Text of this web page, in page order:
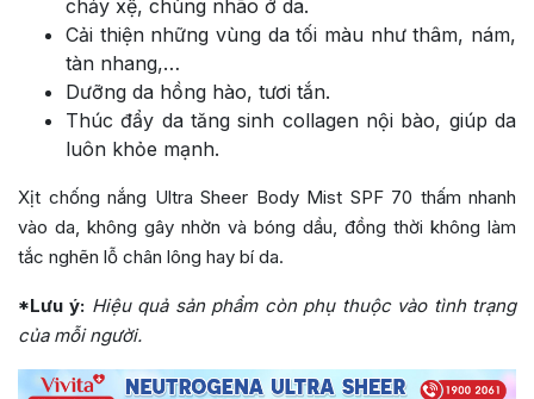
chảy xệ, chùng nhão ở da.
Cải thiện những vùng da tối màu như thâm, nám,
tàn nhang,…
Dưỡng da hồng hào, tươi tắn.
Thúc đẩy da tăng sinh collagen nội bào, giúp da
luôn khỏe mạnh.
Xịt chống nắng Ultra Sheer Body Mist SPF 70 thấm nhanh
vào da, không gây nhờn và bóng dầu, đồng thời không làm
tắc nghẽn lỗ chân lông hay bí da.
*Lưu ý: Hiệu quả sản phẩm còn phụ thuộc vào tình trạng
của mỗi người.